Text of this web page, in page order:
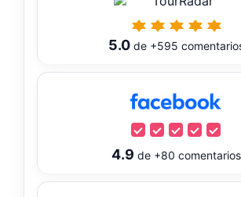
5.0 de +595
4.9 de +80 comentarios